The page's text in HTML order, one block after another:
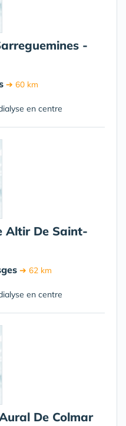
-
➔ 60 km
en centre
Altir De Saint-
➔ 62 km
en centre
De Colmar